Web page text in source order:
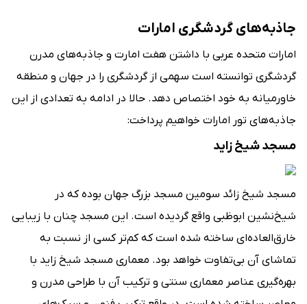
جاذبه‌های گردشگری امارات
امارات متحده عربی با داشتن هفت امارت و جاذبه‌های مدرن
گردشگری توانسته است سهمی از گردشگری را در جهان و منطقه
خاورمیانه به خود اختصاص دهد. حالا در ادامه به تعدادی از این
جاذبه‌های تور امارات خواهیم پرداخت:
مسجد شیخ زاید
مسجد شیخ زائد سومین مسجد بزرگ جهان بوده که در
شیخ‌نشین ابوظبی واقع گردیده است. این مسجد چنان با زیبایی
خارق‌العاده‌ای ساخته شده است که کم‌تر کسی از نسبت به
تماشای آن بی‌تفاوت خواهد بود. معماری مسجد شیخ زاید با
بهره‌گیری عناصر معماری سنتی و ترکیب آن با طراحی مدرن و